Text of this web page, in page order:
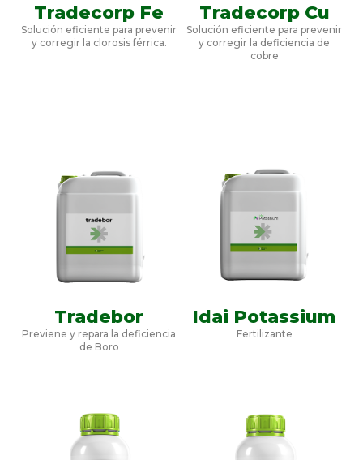
Tradecorp Fe
Solución eficiente para prevenir
y corregir la clorosis férrica.
Tradecorp Cu
Solución eficiente para prevenir
y corregir la deficiencia de
cobre
Tradebor
Previene y repara la deficiencia
de Boro
Idai Potassium
Fertilizante